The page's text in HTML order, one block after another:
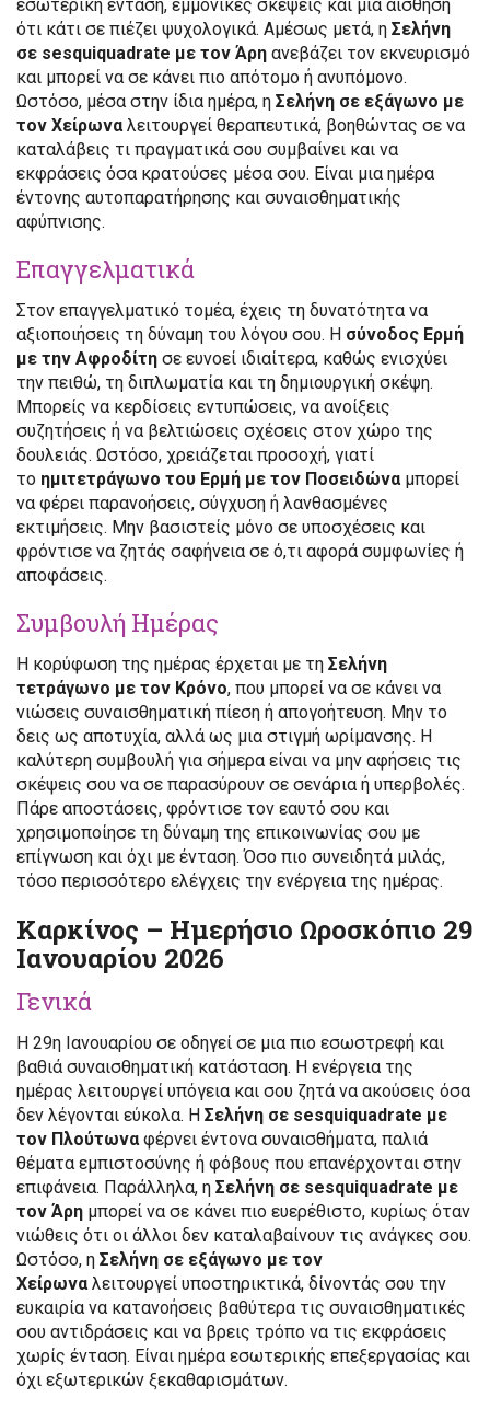
εσωτερική ένταση, εμμονικές σκέψεις και μια αίσθηση
ότι κάτι σε πιέζει ψυχολογικά. Αμέσως μετά, η Σελήνη
σε sesquiquadrate με τον Άρη ανεβάζει τον εκνευρισμό
και μπορεί να σε κάνει πιο απότομο ή ανυπόμονο.
Ωστόσο, μέσα στην ίδια ημέρα, η Σελήνη σε εξάγωνο με
τον Χείρωναλειτουργεί θεραπευτικά, βοηθώντας σε να
καταλάβεις τι πραγματικά σου συμβαίνει και να
εκφράσεις όσα κρατούσες μέσα σου. Είναι μια ημέρα
έντονης αυτοπαρατήρησης και συναισθηματικής
αφύπνισης.
Επαγγελματικά
Στον επαγγελματικό τομέα, έχεις τη δυνατότητα να
αξιοποιήσεις τη δύναμη του λόγου σου. Η σύνοδος Ερμή
με την Αφροδίτη σε ευνοεί ιδιαίτερα, καθώς ενισχύει
την πειθώ, τη διπλωματία και τη δημιουργική σκέψη.
Μπορείς να κερδίσεις εντυπώσεις, να ανοίξεις
συζητήσεις ή να βελτιώσεις σχέσεις στον χώρο της
δουλειάς. Ωστόσο, χρειάζεται προσοχή, γιατί
το ημιτετράγωνο του Ερμή με τον Ποσειδώναμπορεί
να φέρει παρανοήσεις, σύγχυση ή λανθασμένες
εκτιμήσεις. Μην βασιστείς μόνο σε υποσχέσεις και
φρόντισε να ζητάς σαφήνεια σε ό,τι αφορά συμφωνίες ή
αποφάσεις.
Συμβουλή Ημέρας
Η κορύφωση της ημέρας έρχεται με τη Σελήνη
τετράγωνο με τον Κρόνο, που μπορεί να σε κάνει να
νιώσεις συναισθηματική πίεση ή απογοήτευση. Μην το
δεις ως αποτυχία, αλλά ως μια στιγμή ωρίμανσης. Η
καλύτερη συμβουλή για σήμερα είναι να μην αφήσεις τις
σκέψεις σου να σε παρασύρουν σε σενάρια ή υπερβολές.
Πάρε αποστάσεις, φρόντισε τον εαυτό σου και
χρησιμοποίησε τη δύναμη της επικοινωνίας σου με
επίγνωση και όχι με ένταση. Όσο πιο συνειδητά μιλάς,
τόσο περισσότερο ελέγχεις την ενέργεια της ημέρας.
Καρκίνος – Ημερήσιο Ωροσκόπιο 29
Ιανουαρίου 2026
Γενικά
Η 29η Ιανουαρίου σε οδηγεί σε μια πιο εσωστρεφή και
βαθιά συναισθηματική κατάσταση. Η ενέργεια της
ημέρας λειτουργεί υπόγεια και σου ζητά να ακούσεις όσα
δεν λέγονται εύκολα. Η Σελήνη σε sesquiquadrate με
τον Πλούτωναφέρνει έντονα συναισθήματα, παλιά
θέματα εμπιστοσύνης ή φόβους που επανέρχονται στην
επιφάνεια. Παράλληλα, η Σελήνη σε sesquiquadrate με
τον Άρη μπορεί να σε κάνει πιο ευερέθιστο, κυρίως όταν
νιώθεις ότι οι άλλοι δεν καταλαβαίνουν τις ανάγκες σου.
Ωστόσο, η Σελήνη σε εξάγωνο με τον
Χείρωναλειτουργεί υποστηρικτικά, δίνοντάς σου την
ευκαιρία να κατανοήσεις βαθύτερα τις συναισθηματικές
σου αντιδράσεις και να βρεις τρόπο να τις εκφράσεις
χωρίς ένταση. Είναι ημέρα εσωτερικής επεξεργασίας και
όχι εξωτερικών ξεκαθαρισμάτων.